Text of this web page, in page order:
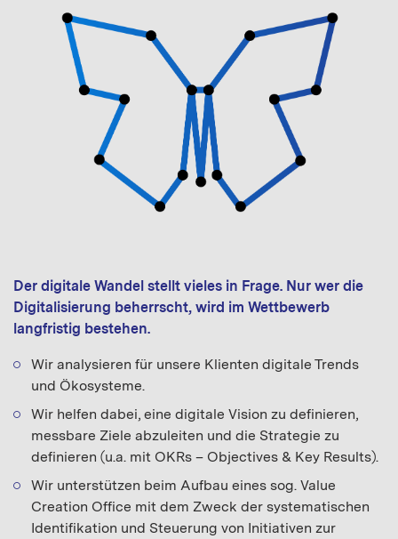
Der digitale Wandel stellt vieles in Frage. Nur wer die
Digitalisierung beherrscht, wird im Wettbewerb
langfristig bestehen.
Wir analysieren für unsere Klienten digitale Trends
und Ökosysteme.
Wir helfen dabei, eine digitale Vision zu definieren,
messbare Ziele abzuleiten und die Strategie zu
definieren (u.a. mit OKRs – Objectives & Key Results).
Wir unterstützen beim Aufbau eines sog. Value
Creation Office mit dem Zweck der systematischen
Identifikation und Steuerung von Initiativen zur